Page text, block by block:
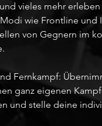
vieles mehr
wie Frontline und
von Gegnern im
Fernkampf:
ganz eigenen
und stelle deine